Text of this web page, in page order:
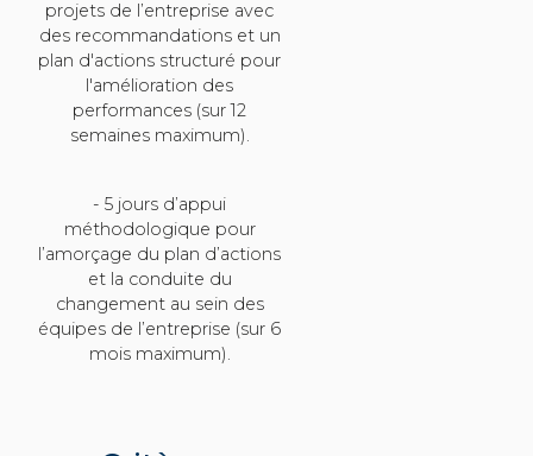
projets de l’entreprise avec
des recommandations et un
plan d'actions structuré pour
l'amélioration des
performances (sur 12
semaines maximum).
- 5 jours d’appui
méthodologique pour
l’amorçage du plan d’actions
et la conduite du
changement au sein des
équipes de l’entreprise (sur 6
mois maximum).